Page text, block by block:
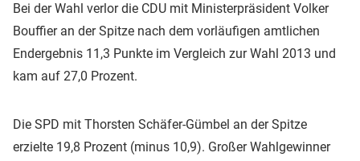
Bei der Wahl verlor die CDU mit Ministerpräsident Volker
Bouffier an der Spitze nach dem vorläufigen amtlichen
Endergebnis 11,3 Punkte im Vergleich zur Wahl 2013 und
kam auf 27,0 Prozent.
Die SPD mit Thorsten Schäfer-Gümbel an der Spitze
erzielte 19,8 Prozent (minus 10,9). Großer Wahlgewinner